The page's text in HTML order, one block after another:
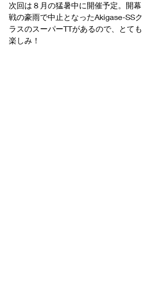
次回は８月の猛暑中に開催予定。開幕
戦の豪雨で中止となったAkigase-SSク
ラスのスーパーTTがあるので、とても
楽しみ！